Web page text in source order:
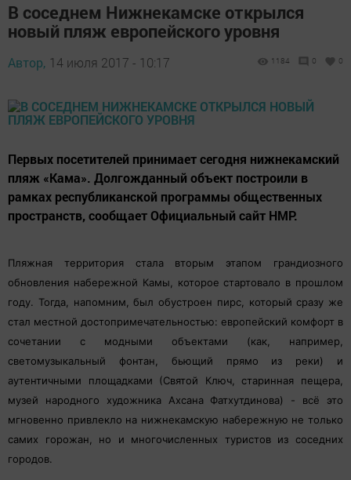
В соседнем Нижнекамске открылся
новый пляж европейского уровня
Автор, 14 июля 2017 - 10:17 1184 0 0
Первых посетителей принимает сегодня нижнекамский
пляж «Кама». Долгожданный объект построили в
рамках республиканской программы общественных
пространств, сообщает Официальный сайт НМР.
Пляжная территория стала вторым этапом грандиозного
обновления набережной Камы, которое стартовало в прошлом
году. Тогда, напомним, был обустроен пирс, который сразу же
стал местной достопримечательностью: европейский комфорт в
сочетании с модными объектами (как, например,
светомузыкальный фонтан, бьющий прямо из реки) и
аутентичными площадками (Святой Ключ, старинная пещера,
музей народного художника Ахсана Фатхутдинова) - всё это
мгновенно привлекло на нижнекамскую набережную не только
самих горожан, но и многочисленных туристов из соседних
городов.